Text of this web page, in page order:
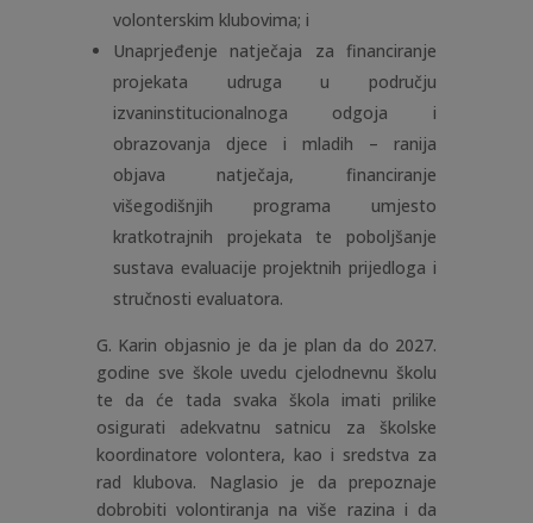
volonterskim klubovima; i
Unaprjeđenje natječaja za financiranje
projekata udruga u području
izvaninstitucionalnoga odgoja i
obrazovanja djece i mladih – ranija
objava natječaja, financiranje
višegodišnjih programa umjesto
kratkotrajnih projekata te poboljšanje
sustava evaluacije projektnih prijedloga i
stručnosti evaluatora.
G. Karin objasnio je da je plan da do 2027.
godine sve škole uvedu cjelodnevnu školu
te da će tada svaka škola imati prilike
osigurati adekvatnu satnicu za školske
koordinatore volontera, kao i sredstva za
rad klubova. Naglasio je da prepoznaje
dobrobiti volontiranja na više razina i da